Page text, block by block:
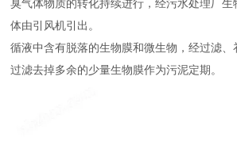
臭气体物质的转化持续进行，经污水处理厂
体由引风机引出。
循液中含有脱落的生物膜和微生物，经过滤、
过滤去掉多余的少量生物膜作为污泥定期。